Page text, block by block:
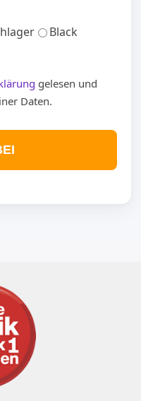
Black
gelesen und
Daten.